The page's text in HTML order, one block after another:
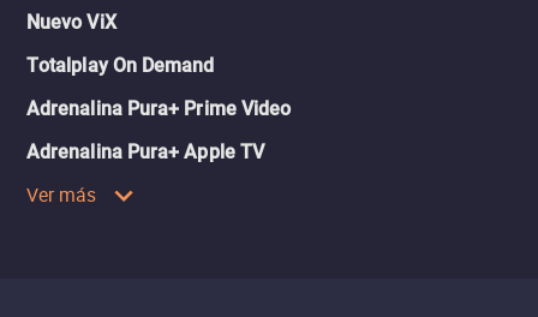
Nuevo ViX
Totalplay On Demand
Adrenalina Pura+ Prime Video
Adrenalina Pura+ Apple TV
Ver más